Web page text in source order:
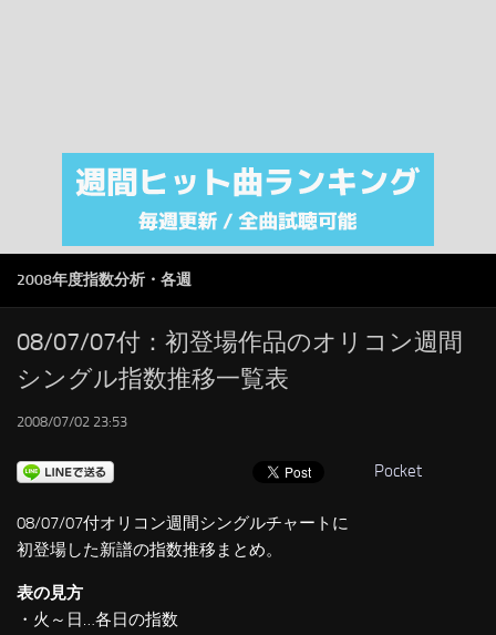
注目カテゴリ
オリジナルiTunes週間トップソング
RSS
LINKS
2008年度指数分析・各週
08/07/07付：初登場作品のオリコン週間
シングル指数推移一覧表
2008/07/02 23:53
Pocket
08/07/07付オリコン週間シングルチャートに
初登場した新譜の指数推移まとめ。
表の見方
・火～日…各日の指数